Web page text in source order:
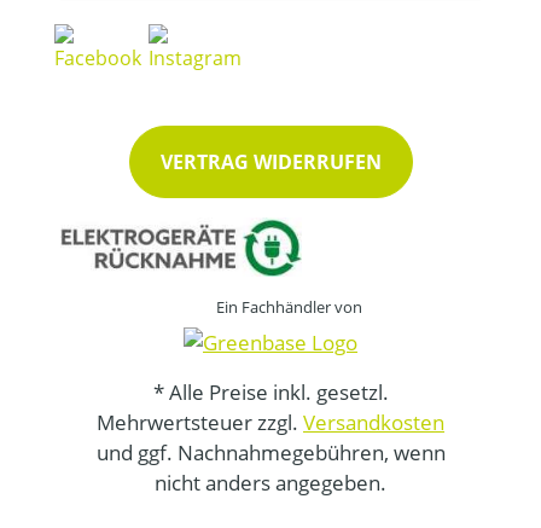
VERTRAG WIDERRUFEN
Ein Fachhändler von
* Alle Preise inkl. gesetzl.
Mehrwertsteuer zzgl. Versandkosten
und ggf. Nachnahmegebühren, wenn
nicht anders angegeben.